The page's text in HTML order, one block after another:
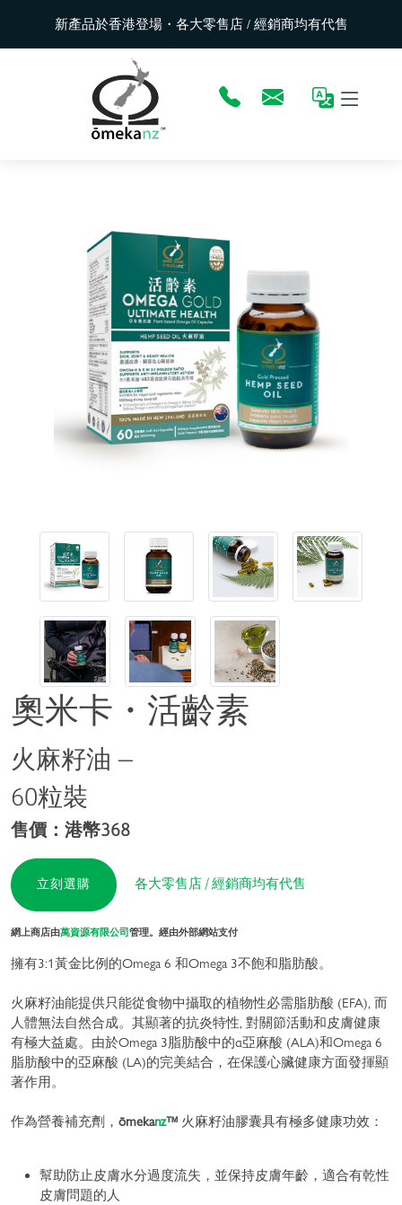
新產品於香港登場・各大零售店 / 經銷商均有代售
奧米卡・活齡素
火麻籽油 —
60粒裝
售價：港幣368
立刻選購 各大零售店 / 經銷商均有代售
網上商店由萬資源有限公司管理。經由外部網站支付
擁有3:1黃金比例的Omega 6 和Omega 3不飽和脂肪酸。
火麻籽油能提供只能從食物中攝取的植物性必需脂肪酸 (EFA), 而
人體無法自然合成。其顯著的抗炎特性, 對關節活動和皮膚健康
有極大益處。由於Omega 3脂肪酸中的α亞麻酸 (ALA)和Omega 6
脂肪酸中的亞麻酸 (LA)的完美結合，在保護心臟健康方面發揮顯
著作用。
作為營養補充劑， ōmekanz™ 火麻籽油膠囊具有極多健康功效：
幫助防止皮膚水分過度流失，並保持皮膚年齡，適合有乾性
皮膚問題的人